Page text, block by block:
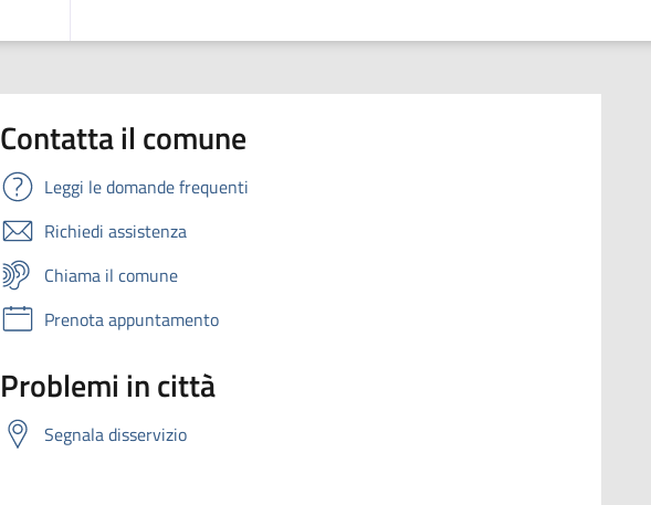
Contatta il comune
Leggi le domande frequenti
Richiedi assistenza
Chiama il comune
Prenota appuntamento
Problemi in città
Segnala disservizio